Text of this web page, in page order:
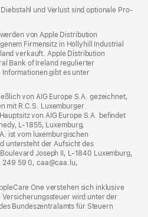
neuesund Verlust sind optionale Pro­
von Apple Distribution
Firmensitz in Hollyhill Industrial
verkauft. Apple Distribution
Bank of Ireland regulierter
gibt es unter
von AIG Europe S.A. gezeichnet,
mit R.C.S. Luxemburger
von AIG Europe S.A. befindet
L‑1855, Luxemburg,
ist vom luxemburgischen
untersteht der Aufsicht des
Joseph II, L‑1840 Luxemburg,
249 59 0, caa@caa.lu,
One verstehen sich inklusive
wird unter der
Bundeszentralamts für Steuern